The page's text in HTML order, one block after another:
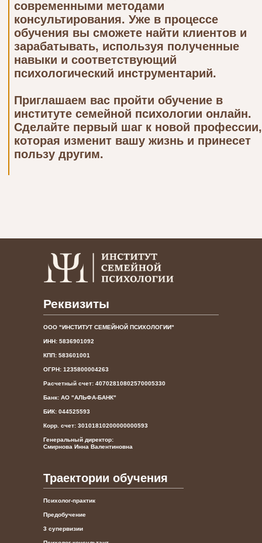
Реквизиты
ООО "ИНСТИТУТ СЕМЕЙНОЙ ПСИХОЛОГИИ"
ИНН: 5836901092
КПП: 583601001
ОГРН: 1235800004263
Расчетный счет: 40702810802570005330
Банк: АО "АЛЬФА-БАНК"
БИК: 044525593
Корр. счет: 30101810200000000593
Генеральный директор:
Смирнова Инна Валентиновна
Траектории обучения
Психолог-практик
Предобучение
3 супервизии